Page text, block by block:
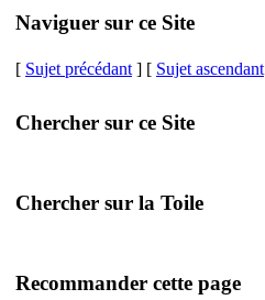
Naviguer sur ce Site
[ Sujet précédant ] [ Sujet ascendant
Chercher sur ce Site
Chercher sur la Toile
Recommander cette page